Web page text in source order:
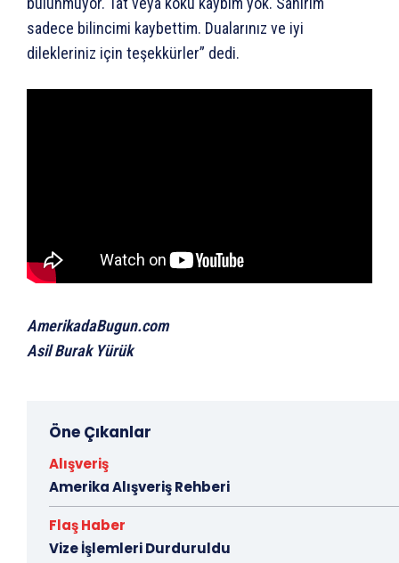
sadece bilincimi kaybettim. Dualarınız ve iyi
dilekleriniz için teşekkürler” dedi.
AmerikadaBugun.com
Asil Burak Yürük
Öne Çıkanlar
Alışveriş
Amerika Alışveriş Rehberi
Flaş Haber
Vize İşlemleri Durduruldu